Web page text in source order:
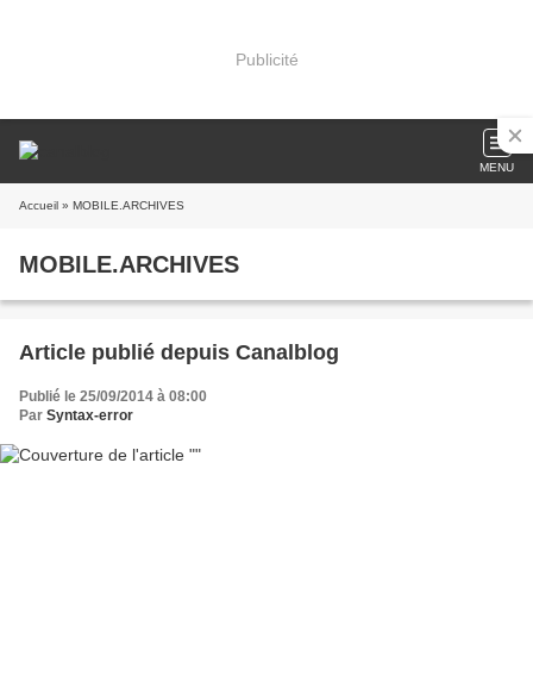
Publicité
MENU
Accueil » MOBILE.ARCHIVES
MOBILE.ARCHIVES
Article publié depuis Canalblog
Publié le 25/09/2014 à 08:00
Par Syntax-error